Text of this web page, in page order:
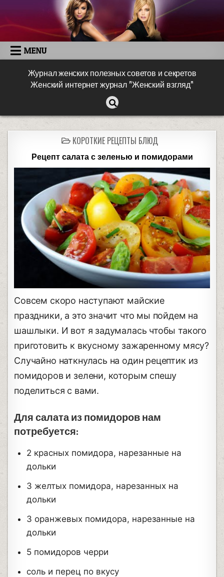
MENU
Журнал женских полезных советов и секретов
Женский интернет журнал "Женский взгляд"
КОРОТКИЕ РЕЦЕПТЫ БЛЮД
Рецепт салата с зеленью и помидорами
Совсем скоро наступают майские
праздники, а это значит что мы пойдем на
шашлыки. И вот я задумалась чтобы такого
приготовить к вкусному зажаренному мясу?
Случайно наткнулась на один рецептик из
помидоров и зелени, которым спешу
поделиться с вами.
Для салата из помидоров нам
потребуется:
2 красных помидора, нарезанные на
дольки
3 желтых помидора, нарезанных на
дольки
3 оранжевых помидора, нарезанные на
дольки
5 помидоров черри
соль и перец по вкусу